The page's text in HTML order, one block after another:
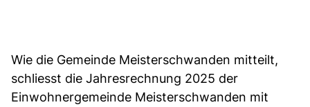
Wie die Gemeinde Meisterschwanden mitteilt,
schliesst die Jahresrechnung 2025 der
Einwohnergemeinde Meisterschwanden mit